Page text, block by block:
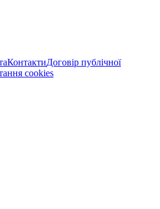
КонтактиДоговір публічної
cookies